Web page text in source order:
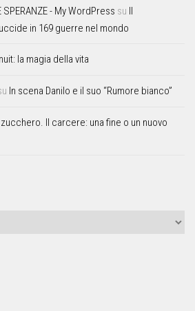
SPERANZE - My WordPress su Il
in 169 guerre nel mondo
la magia della vita
In scena Danilo e il suo “Rumore bianco”
Il carcere: una fine o un nuovo